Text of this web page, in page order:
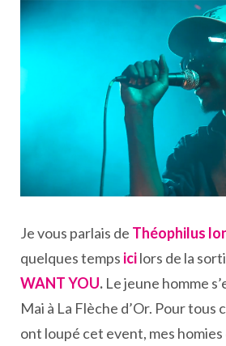
CONTACT
Je vous parlais de Théophilus
quelques temps icilors de la
WANT YOU. Le jeune homme
Mai à La Flèche d’Or. Pour tous
ont loupé cet event, mes homies